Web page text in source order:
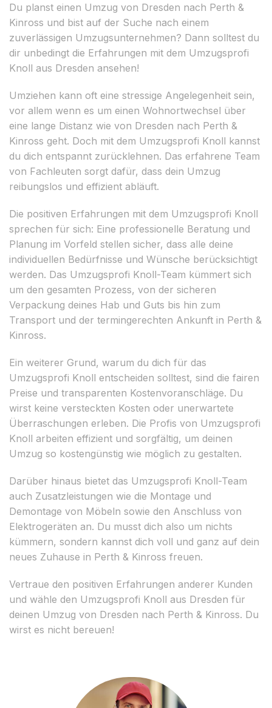
Du planst einen Umzug von Dresden nach Perth &
Kinross und bist auf der Suche nach einem
zuverlässigen Umzugsunternehmen? Dann solltest du
dir unbedingt die Erfahrungen mit dem Umzugsprofi
Knoll aus Dresden ansehen!
Umziehen kann oft eine stressige Angelegenheit sein,
vor allem wenn es um einen Wohnortwechsel über
eine lange Distanz wie von Dresden nach Perth &
Kinross geht. Doch mit dem Umzugsprofi Knoll kannst
du dich entspannt zurücklehnen. Das erfahrene Team
von Fachleuten sorgt dafür, dass dein Umzug
reibungslos und effizient abläuft.
Die positiven Erfahrungen mit dem Umzugsprofi Knoll
sprechen für sich: Eine professionelle Beratung und
Planung im Vorfeld stellen sicher, dass alle deine
individuellen Bedürfnisse und Wünsche berücksichtigt
werden. Das Umzugsprofi Knoll-Team kümmert sich
um den gesamten Prozess, von der sicheren
Verpackung deines Hab und Guts bis hin zum
Transport und der termingerechten Ankunft in Perth &
Kinross.
Ein weiterer Grund, warum du dich für das
Umzugsprofi Knoll entscheiden solltest, sind die fairen
Preise und transparenten Kostenvoranschläge. Du
wirst keine versteckten Kosten oder unerwartete
Überraschungen erleben. Die Profis von Umzugsprofi
Knoll arbeiten effizient und sorgfältig, um deinen
Umzug so kostengünstig wie möglich zu gestalten.
Darüber hinaus bietet das Umzugsprofi Knoll-Team
auch Zusatzleistungen wie die Montage und
Demontage von Möbeln sowie den Anschluss von
Elektrogeräten an. Du musst dich also um nichts
kümmern, sondern kannst dich voll und ganz auf dein
neues Zuhause in Perth & Kinross freuen.
Vertraue den positiven Erfahrungen anderer Kunden
und wähle den Umzugsprofi Knoll aus Dresden für
deinen Umzug von Dresden nach Perth & Kinross. Du
wirst es nicht bereuen!